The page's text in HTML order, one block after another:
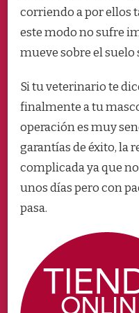
corriendo a por ellos
este modo no sufre
mueve sobre el suelo
Si tu veterinario te
finalmente a tu
operación es muy
garantías de éxito, la
complicada ya que
unos días pero con
pasa.